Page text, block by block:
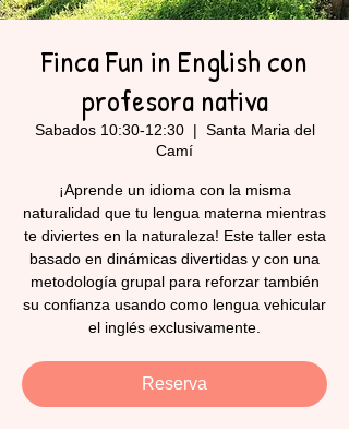
Finca Fun in English con
profesora nativa
Sabados 10:30-12:30
  |
Santa Maria del
Camí
¡Aprende un idioma con la misma
naturalidad que tu lengua materna mientras
te diviertes en la naturaleza! Este taller esta
basado en dinámicas divertidas y con una
metodología grupal para reforzar también
su confianza usando como lengua vehicular
Reserva